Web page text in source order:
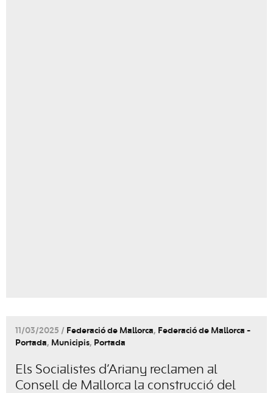
11/03/2025 / Federació de Mallorca, Federació de Mallorca -
Portada, Municipis, Portada
Els Socialistes d’Ariany reclamen al
Consell de Mallorca la construcció del